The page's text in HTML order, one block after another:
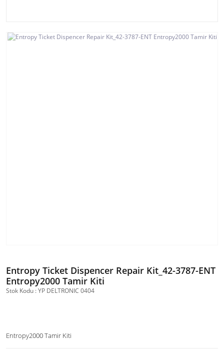
Entropy Ticket Dispencer Repair Kit_42-3787-ENT
Entropy2000 Tamir Kiti
Stok Kodu : YP DELTRONIC 0404
Entropy2000 Tamir Kiti